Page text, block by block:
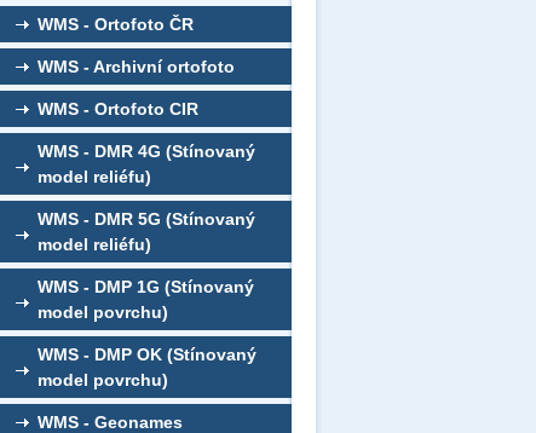
WMS - Ortofoto ČR
WMS - Archivní ortofoto
WMS - Ortofoto CIR
WMS - DMR 4G (Stínovaný
model reliéfu)
WMS - DMR 5G (Stínovaný
model reliéfu)
WMS - DMP 1G (Stínovaný
model povrchu)
WMS - DMP OK (Stínovaný
model povrchu)
WMS - Geonames